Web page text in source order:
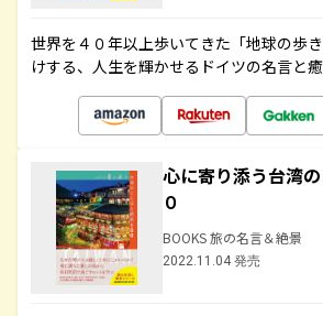
世界を４０年以上歩いてきた「地球の歩
けする、人生を輝かせるドイツの名言と
心に寄り添う台湾
０
BOOKS 旅の名言＆絶景
2022.11.04 発売